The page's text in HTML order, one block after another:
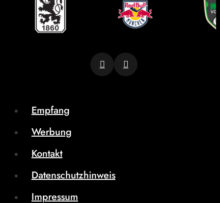
Empfang
Werbung
Kontakt
Datenschutzhinweis
Impressum